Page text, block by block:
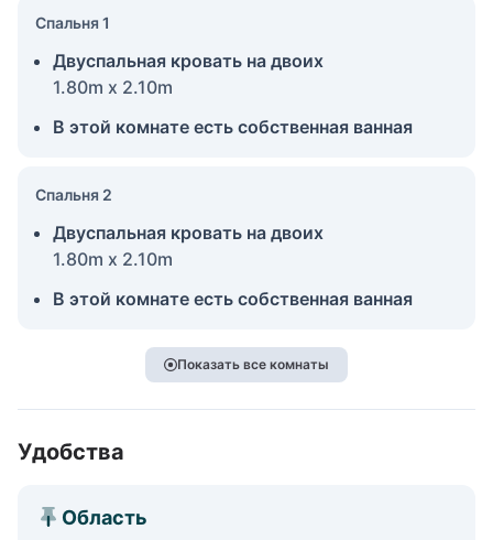
Спальня 1
Двуспальная кровать на двоих
1.80m x 2.10m
В этой комнате есть собственная ванная
Спальня 2
Двуспальная кровать на двоих
1.80m x 2.10m
В этой комнате есть собственная ванная
Показать все комнаты
Удобства
Область